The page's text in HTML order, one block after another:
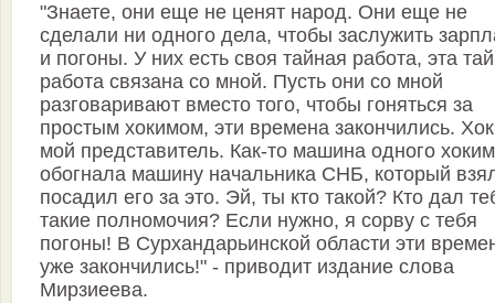
"Знаете, они еще не ценят народ. Они еще не
сделали ни одного дела, чтобы заслужить
и погоны. У них есть своя тайная работа, эта
работа связана со мной. Пусть они со мной
разговаривают вместо того, чтобы гоняться за
простым хокимом, эти времена закончились.
мой представитель. Как-то машина одного
обогнала машину начальника СНБ, который
посадил его за это. Эй, ты кто такой? Кто дал
такие полномочия? Если нужно, я сорву с тебя
погоны! В Сурхандарьинской области эти
уже закончились!" - приводит издание слова
Мирзиеева.